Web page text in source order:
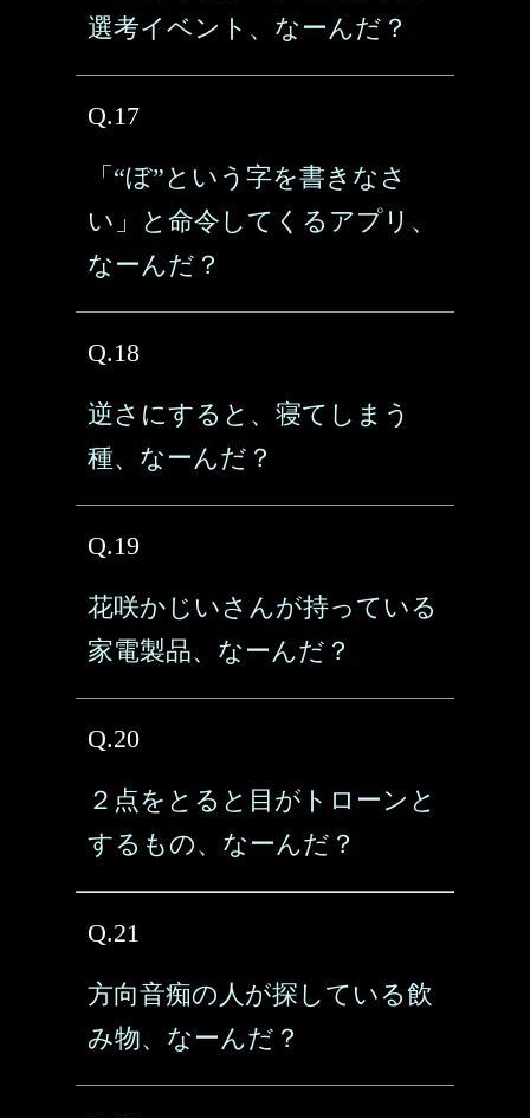
選考イベント、なーんだ？
Q.17
「“ぼ”という字を書きなさ
い」と命令してくるアプリ、
なーんだ？
Q.18
逆さにすると、寝てしまう
種、なーんだ？
Q.19
花咲かじいさんが持っている
家電製品、なーんだ？
Q.20
２点をとると目がトローンと
するもの、なーんだ？
Q.21
方向音痴の人が探している飲
み物、なーんだ？